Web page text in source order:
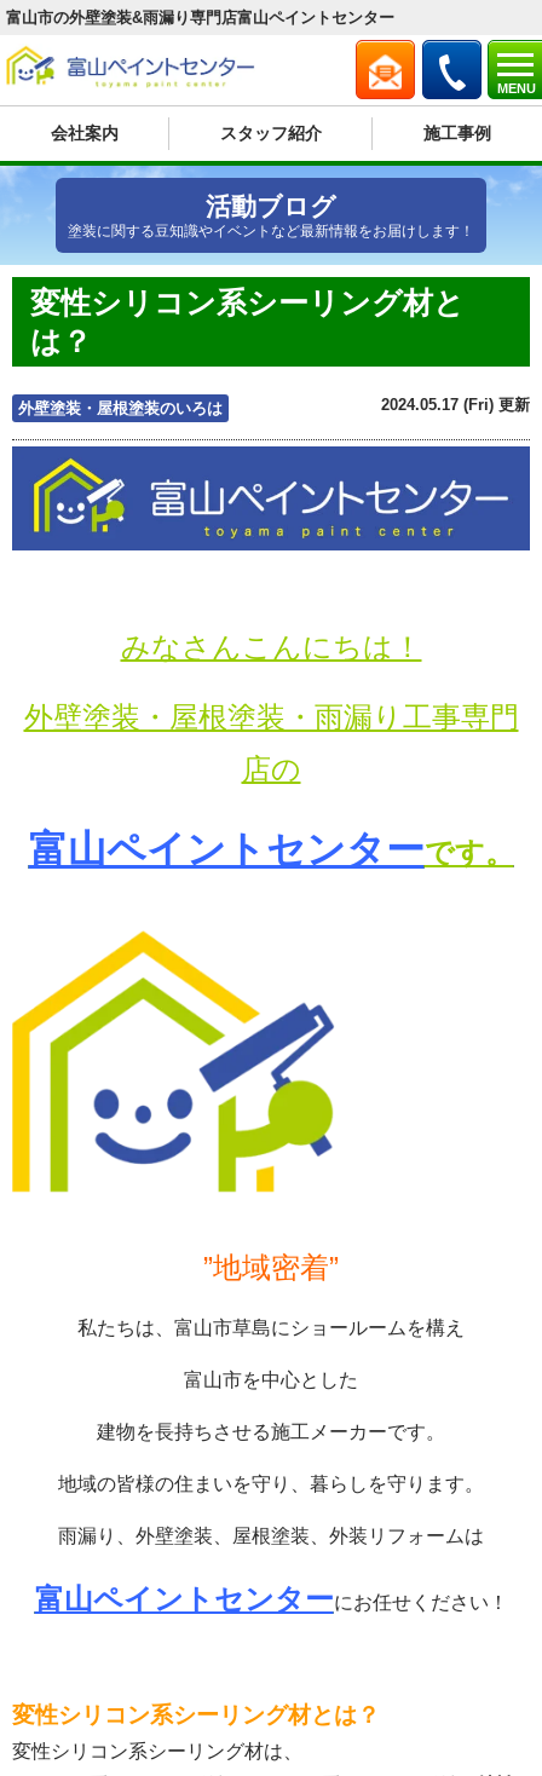
MENU
富山市の外壁塗装&雨漏り専門店富山ペイントセンター
会社案内 スタッフ紹介 施工事例
活動ブログ
塗装に関する豆知識やイベントなど最新情報をお届けします！
変性シリコン系シーリング材と
は？
外壁塗装・屋根塗装のいろは 2024.05.17 (Fri) 更新
みなさんこんにちは！
外壁塗装・屋根塗装・雨漏り工事専門
店の
富山ペイントセンターです。
”地域密着”
私たちは、富山市草島にショールームを構え
富山市を中心とした
建物を長持ちさせる施工メーカーです。
地域の皆様の住まいを守り、暮らしを守ります。
雨漏り、外壁塗装、屋根塗装、外装リフォームは
富山ペイントセンターにお任せください！
変性シリコン系シーリング材とは？
変性シリコン系シーリング材は、